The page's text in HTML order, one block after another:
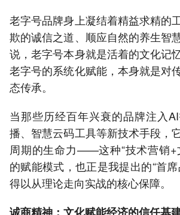
老字号品牌身上凝结着精益求精的
欺的诚信之道、顺应自然的养生智
说，老字号本身就是活着的文化记
老字号的系统化赋能，本身就是对
态传承。
当那些历经百年兴衰的品牌注入
播、智慧云码工具等新技术手段，
周期的生命力——这种“技术营销+
的赋能模式，也正是我提出的“首
得以从理论走向实战的核心保障。